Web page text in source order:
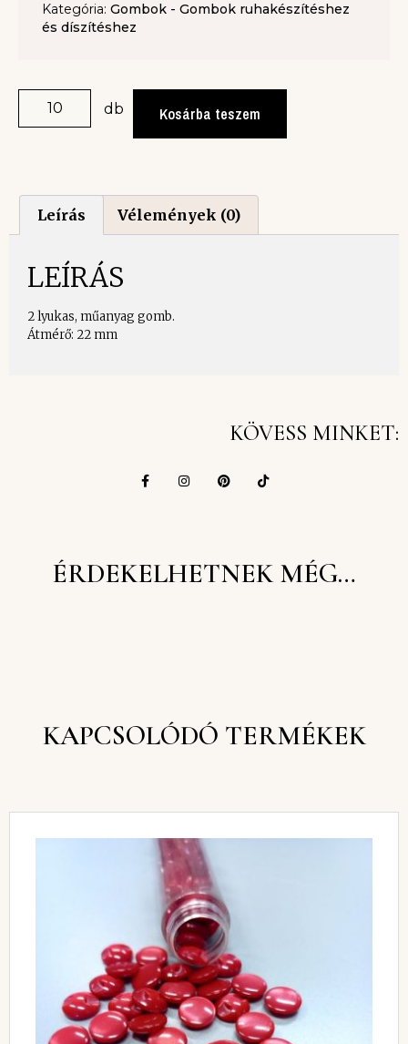
Kategória: Gombok - Gombok ruhakészítéshez
és díszítéshez
db Kosárba teszem
Leírás Vélemények (0)
LEÍRÁS
2 lyukas, műanyag gomb.
Átmérő: 22 mm
KÖVESS MINKET:
ÉRDEKELHETNEK MÉG…
KAPCSOLÓDÓ TERMÉKEK